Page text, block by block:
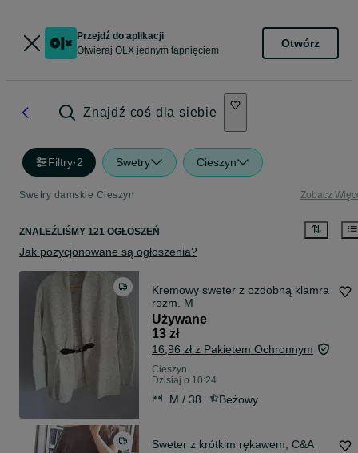
Przejdź do aplikacji
Otwieraj OLX jednym tapnięciem
Otwórz
Znajdź coś dla siebie
Filtry·2 Swetry Cieszyn
Swetry damskie Cieszyn Zobacz
ZNALEŹLIŚMY 121 OGŁOSZEŃ
Jak pozycjonowane są ogłoszenia?
Kremowy sweter z ozdobną klamra
rozm. M
Używane
13 zł
16,96 zł z Pakietem Ochronnym
Cieszyn
Dzisiaj o 10:24
M / 38 Beżowy
Sweter z krótkim rękawem, C&A